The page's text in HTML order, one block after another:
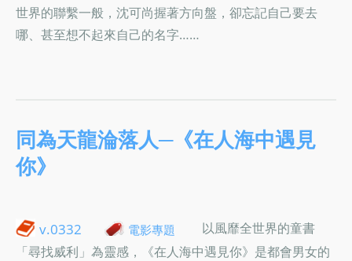
世界的聯繫一般，沈可尚握著方向盤，卻忘記自己要去
哪、甚至想不起來自己的名字……
同為天龍淪落人─《在人海中遇見
你》
v.0332 電影專題
以風靡全世界的童書
「尋找威利」為靈感，《在人海中遇見你》是都會男女的